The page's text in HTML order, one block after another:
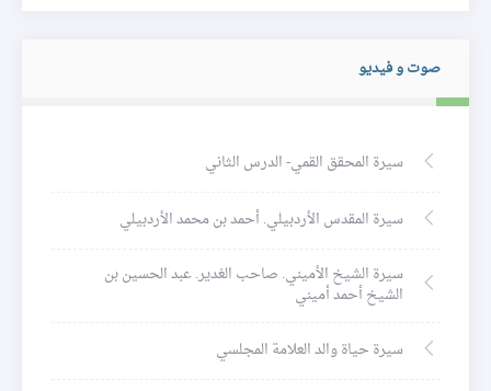
صوت و فيديو
سيرة المحقق القمي- الدرس الثاني
سيرة المقدس الأردبيلي. أحمد بن محمد الأردبيلي
سيرة الشيخ الأميني. صاحب الغدير. عبد الحسين بن
الشيخ أحمد أميني
سيرة حياة والد العلامة المجلسي